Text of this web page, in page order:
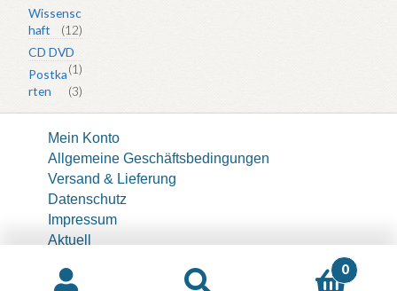
Wissensc
haft
(12)
CD DVD
(1)
Postka
rten
(3)
Mein Konto
Allgemeine Geschäftsbedingungen
Versand & Lieferung
Datenschutz
Impressum
Aktuell
0